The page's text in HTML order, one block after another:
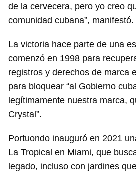
de la cervecera, pero yo creo
comunidad cubana”, manifestó.
La victoria hace parte de una
comenzó en 1998 para
registros y derechos de marca
para bloquear “al Gobierno
legítimamente nuestra marca,
Crystal”.
Portuondo inauguró en 2021
La Tropical en Miami, que
legado, incluso con jardines